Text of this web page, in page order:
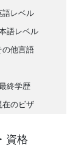
語レベル
語レベル
の他言語
終学歴
在のビザ
資格